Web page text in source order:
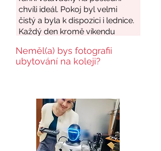
Neměl(a) bys fotografii
ubytování na koleji?